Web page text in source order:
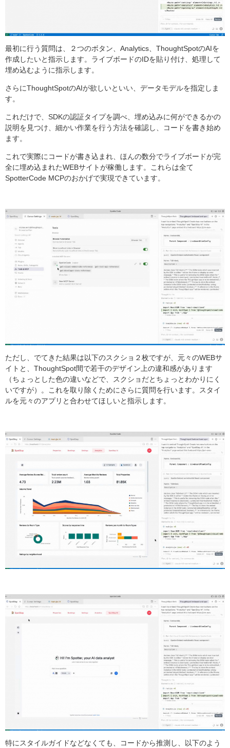
最初に行う質問は、２つのボタン、Analytics、ThoughtSpotのAIを
作成したいと指示します。ライブボードのIDを貼り付け、処理して
埋め込むように指示します。
さらにThoughtSpotのAIが欲しいといい、データモデルを指定しま
す。
これだけで、SDKの認証タイプを調べ、埋め込みに何ができるかの
説明を見つけ、細かい作業を行う方法を確認し、コードを書き始め
ます。
これで実際にコードが書き込まれ、ほんの数分でライブボードが完
全に埋め込まれたWEBサイトが稼働します。これらは全て
SpotterCode MCPのおかげで実現できています。
ただし、でてきた結果は以下のスクショ２枚ですが、元々のWEBサ
イトと、ThoughtSpot間で若干のデザイン上の違和感があります
（ちょっとした色の違いなどで、スクショだとちょっとわかりにく
いですが）。これを取り除くためにさらに質問を行います。スタイ
ルを元々のアプリと合わせてほしいと指示します。
特にスタイルガイドなどなくても、コードから推測し、以下のよう